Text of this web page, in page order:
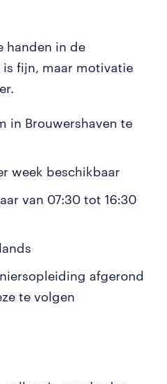
handen in de
fijn, maar motivatie
in Brouwershaven te
week beschikbaar
van 07:30 tot 16:30
afgerond
te volgen